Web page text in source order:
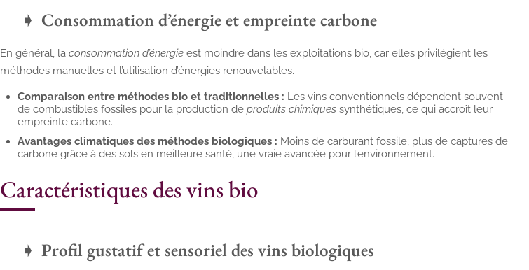
Consommation d’énergie et empreinte carbone
En général, la consommation d’énergie est moindre dans les exploitations bio, car elles privilégient les
méthodes manuelles et l’utilisation d’énergies renouvelables.
Comparaison entre méthodes bio et traditionnelles : Les vins conventionnels dépendent souvent
de combustibles fossiles pour la production de produits chimiques synthétiques, ce qui accroît leur
empreinte carbone.
Avantages climatiques des méthodes biologiques : Moins de carburant fossile, plus de captures de
carbone grâce à des sols en meilleure santé, une vraie avancée pour l’environnement.
Caractéristiques des vins bio
Profil gustatif et sensoriel des vins biologiques